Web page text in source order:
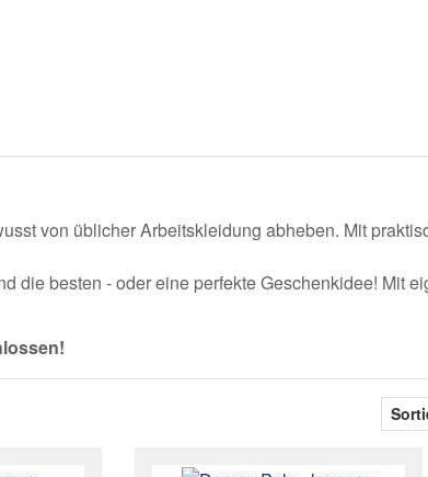
von üblicher Arbeitskleidung abheben. Mit
die besten - oder eine perfekte Geschenkidee! Mit